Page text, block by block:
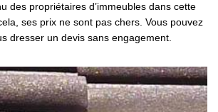
des propriétaires d’immeubles dans cette
ses prix ne sont pas chers. Vous pouvez
dresser un devis sans engagement.